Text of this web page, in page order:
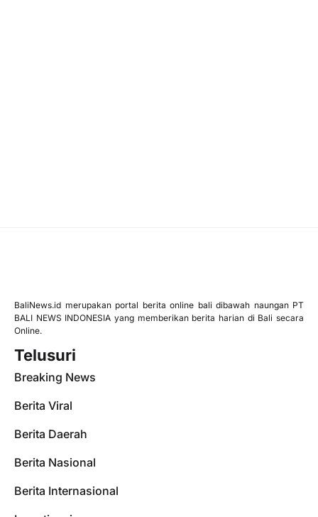
BaliNews.id merupakan portal berita online bali dibawah naungan PT
BALI NEWS INDONESIA yang memberikan berita harian di Bali secara
Online.
Telusuri
Breaking News
Berita Viral
Berita Daerah
Berita Nasional
Berita Internasional